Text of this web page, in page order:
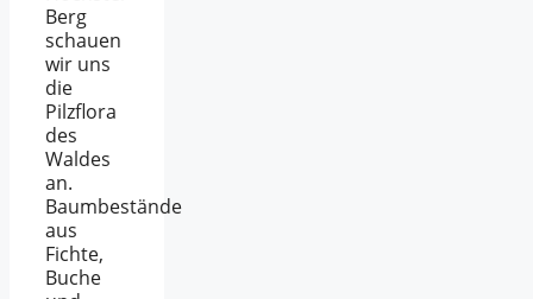
Berg
schauen
wir uns
die
Pilzflora
des
Waldes
an.
Baumbestände
aus
Fichte,
Buche